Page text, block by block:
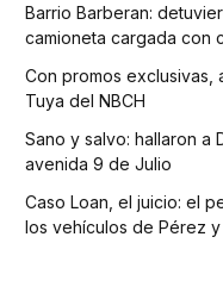
Barrio Barberan:
camioneta cargada con
Con promos exclusivas,
Tuya del NBCH
Sano y salvo: hallaron a
avenida 9 de Julio
Caso Loan, el juicio: el
los vehículos de Pérez y